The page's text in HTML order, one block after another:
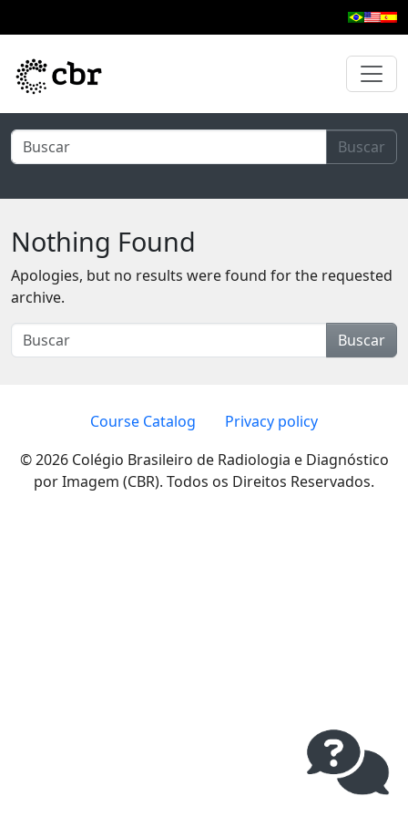
Buscar
Nothing Found
Apologies, but no results were found for the requested
archive.
Buscar
Course Catalog
Privacy policy
© 2026 Colégio Brasileiro de Radiologia e Diagnóstico
por Imagem (CBR). Todos os Direitos Reservados.